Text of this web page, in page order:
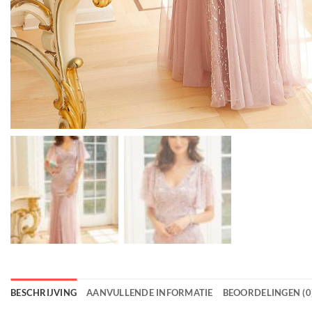
BESCHRIJVING AANVULLENDE INFORMATIE BEOORDELINGEN